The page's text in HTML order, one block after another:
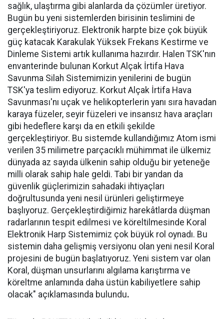
sağlık, ulaştırma gibi alanlarda da çözümler üretiyor.
Bugün bu yeni sistemlerden birisinin teslimini de
gerçekleştiriyoruz. Elektronik harpte bize çok büyük
güç katacak Karakulak Yüksek Frekans Kestirme ve
Dinleme Sistemi artık kullanıma hazırdır. Halen TSK'nın
envanterinde bulunan Korkut Alçak İrtifa Hava
Savunma Silah Sistemimizin yenilerini de bugün
TSK'ya teslim ediyoruz. Korkut Alçak İrtifa Hava
Savunması'nı uçak ve helikopterlerin yanı sıra havadan
karaya füzeler, seyir füzeleri ve insansız hava araçları
gibi hedeflere karşı da en etkili şekilde
gerçekleştiriyor. Bu sistemde kullandığımız Atom ismi
verilen 35 milimetre parçacıklı mühimmat ile ülkemiz
dünyada az sayıda ülkenin sahip olduğu bir yeteneğe
milli olarak sahip hale geldi. Tabi bir yandan da
güvenlik güçlerimizin sahadaki ihtiyaçları
doğrultusunda yeni nesil ürünleri geliştirmeye
başlıyoruz. Gerçekleştirdiğimiz harekâtlarda düşman
radarlarının tespit edilmesi ve köreltilmesinde Koral
Elektronik Harp Sistemimiz çok büyük rol oynadı. Bu
sistemin daha gelişmiş versiyonu olan yeni nesil Koral
projesini de bugün başlatıyoruz. Yeni sistem var olan
Koral, düşman unsurlarını algılama karıştırma ve
köreltme anlamında daha üstün kabiliyetlere sahip
olacak" açıklamasında bulundu.